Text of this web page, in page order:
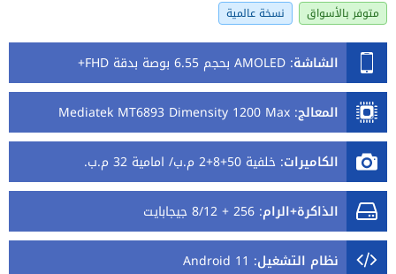
متوفر بالأسواق نسخة عالمية
الشاشة: AMOLED بحجم 6.55 بوصة بدقة FHD+
المعالج:
Mediatek MT6893 Dimensity 1200 Max
الكاميرات: خلفية 50+8+2 م.ب/ امامية 32 م.ب.
الذاكرة+الرام: 256 + 8/12 جيجابايت
نظام التشغيل:
Android 11